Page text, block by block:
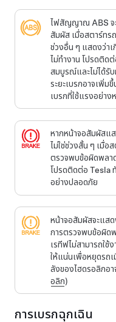
ไฟสัญญาณ ABS จ
สัมผัส เมื่อสตาร์ทรถ
ช่วงอื่น ๆ แสดงว่า
ไม่ทำงาน โปรดติด
สมบูรณ์และไม่ได้รั
ระยะเบรกอาจเพิ่ม
เบรกที่ใช้แรงอย่าง
หากหน้าจอสัมผัสแ
ไม่ใช่ช่วงสั้น ๆ เมื่อ
ตรวจพบข้อผิดพลา
โปรดติดต่อ Tesla
อย่างปลอดภัย
หน้าจอสัมผัสจะแส
การตรวจพบข้อผิด
เรทีฟไม่สามารถใช้
ให้แน่นเพื่อหยุดรถเ
ลังของไฮดรอลิกอ
อลิก)
การเบรกฉุกเฉิน